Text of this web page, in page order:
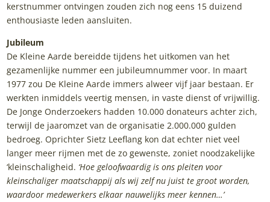
kerstnummer ontvingen zouden zich nog eens 15 duizend
enthousiaste leden aansluiten.
Jubileum
De Kleine Aarde bereidde tijdens het uitkomen van het
gezamenlijke nummer een jubileumnummer voor. In maart
1977 zou De Kleine Aarde immers alweer vijf jaar bestaan. Er
werkten inmiddels veertig mensen, in vaste dienst of vrijwillig.
De Jonge Onderzoekers hadden 10.000 donateurs achter zich,
terwijl de jaaromzet van de organisatie 2.000.000 gulden
bedroeg. Oprichter Sietz Leeflang kon dat echter niet veel
langer meer rijmen met de zo gewenste, zoniet noodzakelijke
‘kleinschaligheid. ‘Hoe geloofwaardig is ons pleiten voor
kleinschaliger maatschappij als wij zelf nu juist te groot worden,
waardoor medewerkers elkaar nauwelijks meer kennen…’